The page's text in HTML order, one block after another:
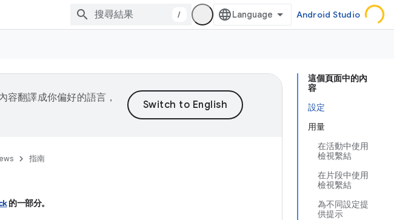
/ Android Studio
這個頁面中的內
容
設定
用量
在活動中使用
檢視繫結
在片段中使用
檢視繫結
為不同設定提
供提示
翻譯成你偏好的語言，
指南
的一部分。